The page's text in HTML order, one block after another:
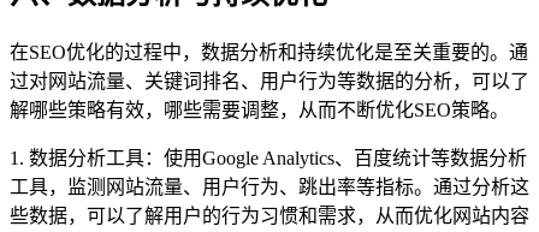
在SEO优化的过程中，数据分析和持续优化是至关重要的。通
过对网站流量、关键词排名、用户行为等数据的分析，可以了
解哪些策略有效，哪些需要调整，从而不断优化SEO策略。
1. 数据分析工具：使用Google Analytics、百度统计等数据分析
工具，监测网站流量、用户行为、跳出率等指标。通过分析这
些数据，可以了解用户的行为习惯和需求，从而优化网站内容